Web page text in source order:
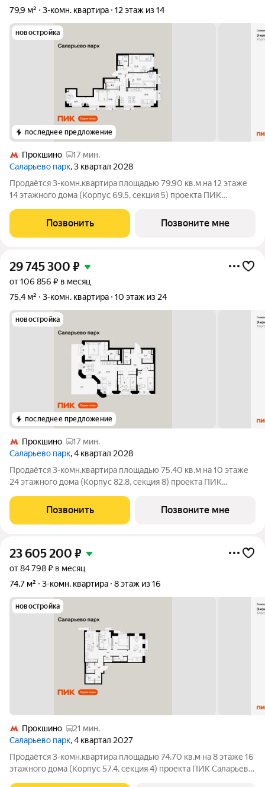
79,9 м²
3-комн. квартира 12 этаж из 14
новостройка
последнее предложение
Прокшино
17 мин.
Саларьево парк, 3 квартал 2028
Продаётся 3-комн.квартира площадью 79.90 кв.м на 12 этаже
14 этажного дома (Корпус 69.5, секция 5) проекта ПИК
земли, функциональная планировка, большие окна, с отделкой.
Жилой район «Саларьево
Позвонить Позвоните мне
29 745 300 ₽
от 106 856 ₽ в месяц
75,4 м²
3-комн. квартира 10 этаж из 24
новостройка
последнее предложение
Прокшино
17 мин.
Саларьево парк, 4 квартал 2028
Продаётся 3-комн.квартира площадью 75.40 кв.м на 10 этаже
24 этажного дома (Корпус 82.8, секция 8) проекта ПИК
земли, функциональная планировка, большие окна, с отделкой.
Жилой район «Саларьево
Позвонить Позвоните мне
23 605 200 ₽
от 84 798 ₽ в месяц
74,7 м²
3-комн. квартира 8 этаж из 16
новостройка
Прокшино
21 мин.
Саларьево парк, 4 квартал 2027
Продаётся 3-комн.квартира площадью 74.70 кв.м на 8 этаже 16
этажного дома (Корпус 57.4, секция 4) проекта ПИК Саларьево